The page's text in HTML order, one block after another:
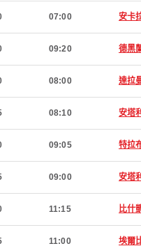
07:00 安卡
09:20 德黑
08:00 達拉
08:10 安塔
09:05 特拉
09:00 安塔
11:15 比什
11:00 埃爾